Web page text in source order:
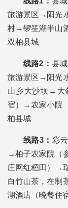
旅游景区→阳光
村→锣笙湖半山
双柏县城
线路2： 县
旅游景区→阳光
山乡大沙坝→大
宿）→农家小院
柏县城
线路3： 彩
→柏子农家院（
庄网红稻田）→
白竹山茶，在制
湖酒店（晚餐